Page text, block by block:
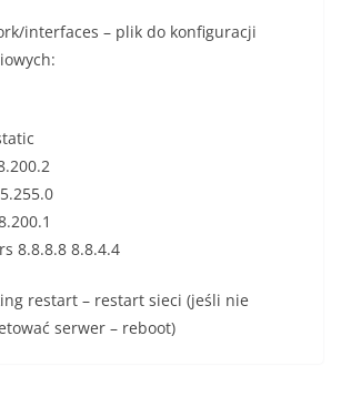
interfaces – plik do konfiguracji
8.8.8.8 8.8.4.4
restart – restart sieci (jeśli nie
serwer – reboot)